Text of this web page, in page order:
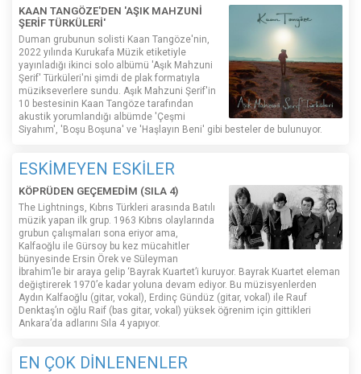
KAAN TANGÖZE'DEN 'AŞIK MAHZUNİ
ŞERİF TÜRKÜLERİ'
Duman grubunun solisti Kaan Tangöze'nin,
2022 yılında Kurukafa Müzik etiketiyle
yayınladığı ikinci solo albümü 'Aşık Mahzuni
Şerif' Türküleri'ni şimdi de plak formatıyla
müzikseverlere sundu. Aşık Mahzuni Şerif'in
10 bestesinin Kaan Tangöze tarafından
akustik yorumlandığı albümde 'Çeşmi
Siyahım', 'Boşu Boşuna' ve 'Haşlayın Beni' gibi besteler de bulunuyor.
ESKİMEYEN ESKİLER
KÖPRÜDEN GEÇEMEDİM (SILA 4)
The Lightnings, Kıbrıs Türkleri arasında Batılı
müzik yapan ilk grup. 1963 Kıbrıs olaylarında
grubun çalışmaları sona eriyor ama,
Kalfaoğlu ile Gürsoy bu kez mücahitler
bünyesinde Ersin Örek ve Süleyman
İbrahim’le bir araya gelip ‘Bayrak Kuartet’i kuruyor. Bayrak Kuartet eleman
değiştirerek 1970’e kadar yoluna devam ediyor. Bu müzisyenlerden
Aydın Kalfaoğlu (gitar, vokal), Erdinç Gündüz (gitar, vokal) ile Rauf
Denktaş’ın oğlu Raif (bas gitar, vokal) yüksek öğrenim için gittikleri
Ankara’da adlarını Sıla 4 yapıyor.
EN ÇOK DİNLENENLER